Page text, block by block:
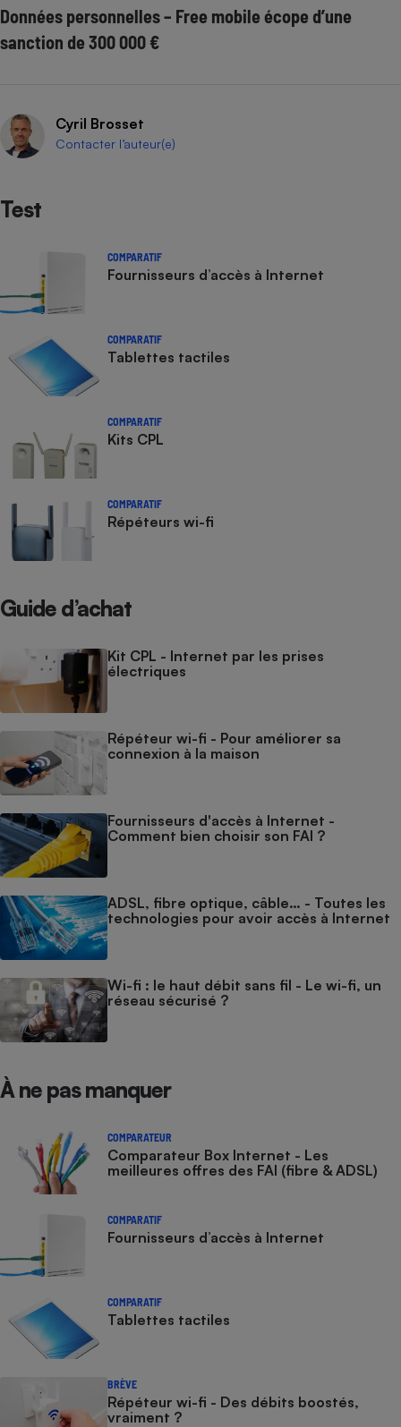
Données personnelles – Free mobile écope d’une
sanction de 300 000 €
Cyril Brosset
Contacter l’auteur(e)
Test
COMPARATIF
Fournisseurs d’accès à Internet
COMPARATIF
Tablettes tactiles
COMPARATIF
Kits CPL
COMPARATIF
Répéteurs wi-fi
Guide d’achat
Kit CPL - Internet par les prises
électriques
Répéteur wi-fi - Pour améliorer sa
connexion à la maison
Fournisseurs d'accès à Internet -
Comment bien choisir son FAI ?
ADSL, fibre optique, câble… - Toutes les
technologies pour avoir accès à Internet
Wi-fi : le haut débit sans fil - Le wi-fi, un
réseau sécurisé ?
À ne pas manquer
COMPARATEUR
Comparateur Box Internet - Les
meilleures offres des FAI (fibre & ADSL)
COMPARATIF
Fournisseurs d’accès à Internet
COMPARATIF
Tablettes tactiles
BRÈVE
Répéteur wi-fi - Des débits boostés,
vraiment ?